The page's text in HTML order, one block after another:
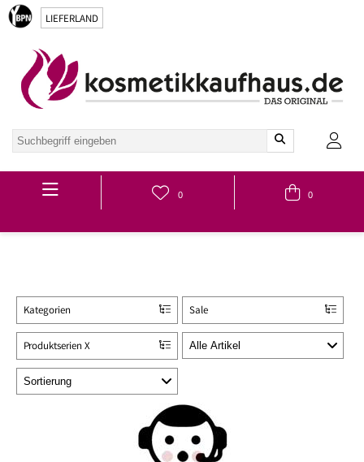
LIEFERLAND
Hauptmenü
0 0
Kategorien Sale
Produktserien X